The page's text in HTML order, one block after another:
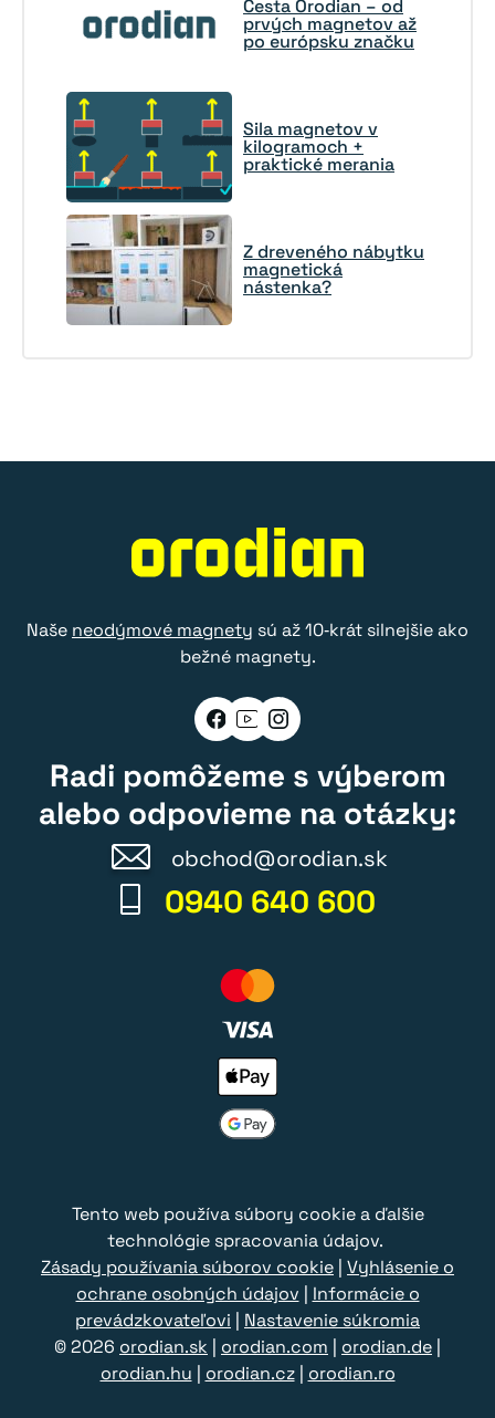
Cesta Orodian – od
prvých magnetov až
po európsku značku
Sila magnetov v
kilogramoch +
praktické merania
Z dreveného nábytku
magnetická
nástenka?
Naše neodýmové magnety sú až 10‑krát silnejšie ako
bežné magnety.
Radi pomôžeme s výberom
alebo odpovieme na otázky:
obchod@orodian.sk
0940 640 600
Tento web používa súbory cookie a ďalšie
technológie spracovania údajov.
Zásady používania súborov cookie Vyhlásenie o
ochrane osobných údajov
Informácie o
prevádzkovateľovi
Nastavenie súkromia
© 2026 orodian.sk orodian.com orodian.de
orodian.hu
orodian.cz| orodian.ro